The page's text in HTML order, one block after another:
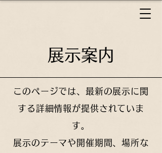
展示案内
このページでは、最新の展示に関
する詳細情報が提供されていま
す。
展示のテーマや開催期間、場所な